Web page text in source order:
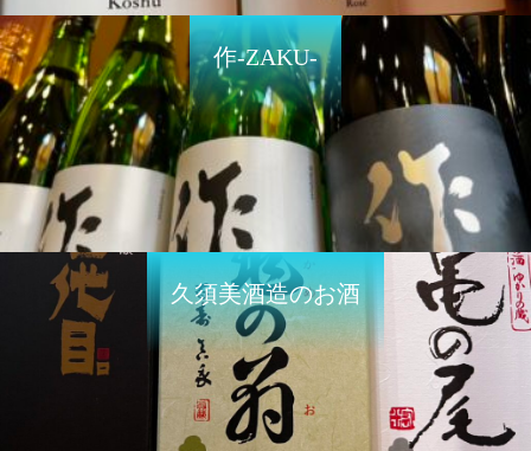
作-ZAKU-
久須美酒造のお酒